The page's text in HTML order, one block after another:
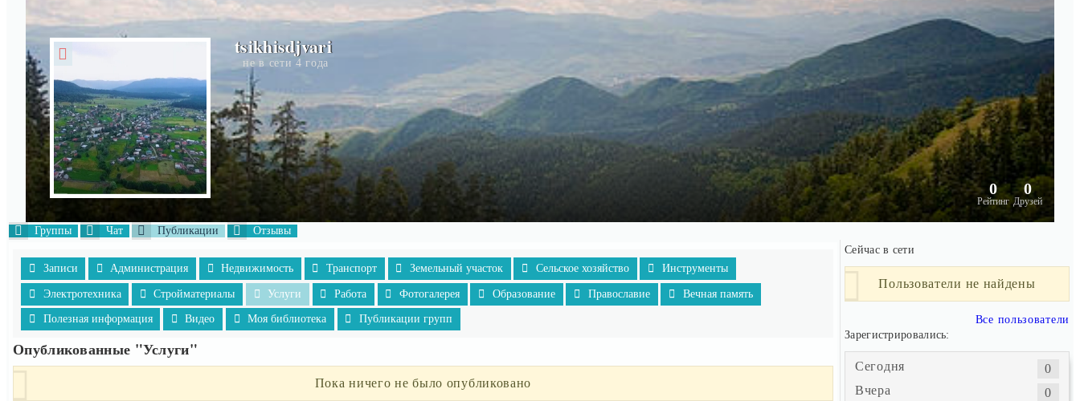
tsikhisdjvari
не в сети 4 года
Рейтинг
0
Друзей
0
Группы Чат Публикации Отзывы
Записи Администрация Недвижимость Транспорт Земельный участок Сельское хозяйство Инструменты
Электротехника Стройматериалы Услуги Работа Фотогалерея Образование Православие Вечная память
Полезная информация Видео Моя библиотека Публикации групп
Опубликованные "Услуги"
Пока ничего не было опубликовано
Сейчас в сети
Пользователи не найдены
Все пользователи
Зарегистрировались:
Сегодня
0
Вчера
0